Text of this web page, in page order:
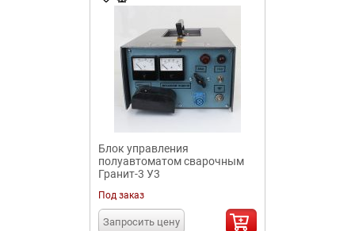
Блок управления
полуавтоматом сварочным
Гранит-3 У3
Под заказ
Запросить цену